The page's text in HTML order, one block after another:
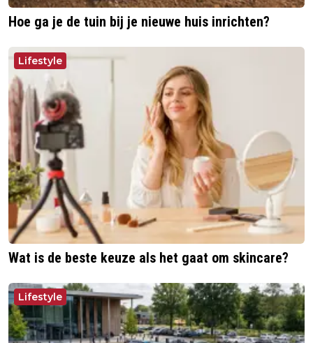
Hoe ga je de tuin bij je nieuwe huis inrichten?
Lifestyle
Wat is de beste keuze als het gaat om skincare?
Lifestyle